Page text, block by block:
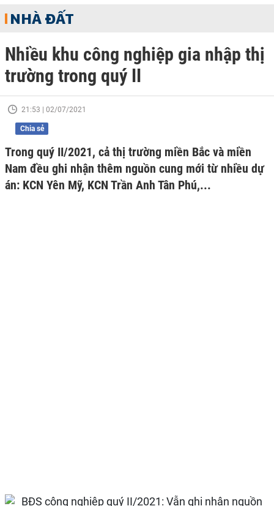
NHÀ ĐẤT
Nhiều khu công nghiệp gia nhập thị
trường trong quý II
21:53 | 02/07/2021
Chia sẻ
Trong quý II/2021, cả thị trường miền Bắc và miền
Nam đều ghi nhận thêm nguồn cung mới từ nhiều dự
án: KCN Yên Mỹ, KCN Trần Anh Tân Phú,...